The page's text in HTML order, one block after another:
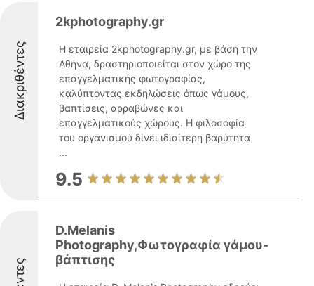
Διακριθέντες
2kphotography.gr
Η εταιρεία 2kphotography.gr, με βάση την
Αθήνα, δραστηριοποιείται στον χώρο της
επαγγελματικής φωτογραφίας,
καλύπτοντας εκδηλώσεις όπως γάμους,
βαπτίσεις, αρραβώνες και
επαγγελματικούς χώρους. Η φιλοσοφία
του οργανισμού δίνει ιδιαίτερη βαρύτητα
...
9.5
D.Melanis
Photography,Φωτογραφία γάμου-
βάπτισης